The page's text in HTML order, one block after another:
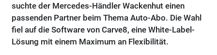
suchte der Mercedes-Händler Wackenhut einen
passenden Partner beim Thema Auto-Abo. Die Wahl
fiel auf die Software von Carve8, eine White-Label-
Lösung mit einem Maximum an Flexibilität.